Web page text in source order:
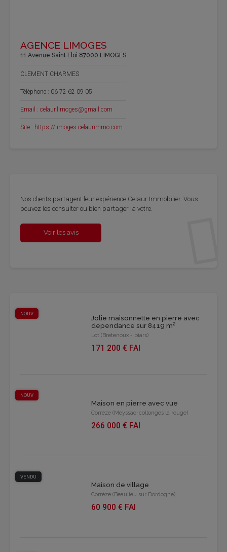
AGENCE LIMOGES
11 Avenue Saint Eloi 87000 LIMOGES
CLEMENT CHARMES
Téléphone : 06 72 62 09 05
Email : celaur.limoges@gmail.com
Site : https://limoges.celaurimmo.com
Nos clients par­tagent leur expé­rience Celaur Immo­bi­lier. Vous
pou­vez les consul­ter ou bien par­ta­ger la votre.
Voir les avis
NOUV
Jolie maisonnette en pierre avec
dependance sur 8419 m²
Lot (Bretenoux - biars)
171 200 € FAI
NOUV
Maison en pierre avec vue
Corrèze (Meyssac-collonges la rouge)
266 000 € FAI
VENDU
Maison de village
Corrèze (Beaulieu sur Dordogne)
60 900 € FAI